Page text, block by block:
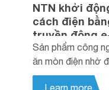
NTN khởi
cách điện
truyền động
Sản phẩm công
ăn mòn điện nhờ
bề mặt ngoài và
Learn more